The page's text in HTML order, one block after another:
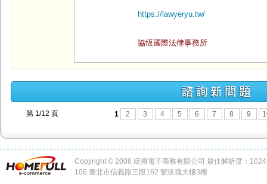
https://lawyeryu.tw/
協恆國際法律事務所
第 1/12 頁 1 2 3 4 5 6 7 8 9
Copyright © 2008 竤甫電子商務有限公司 最佳解析度：
106 臺北市信義路三段162 號玫瑰大樓3樓